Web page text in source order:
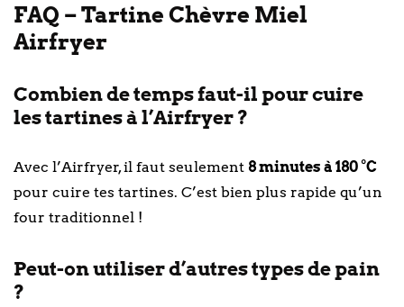
FAQ – Tartine Chèvre Miel
Airfryer
Combien de temps faut-il pour cuire
les tartines à l’Airfryer ?
Avec l’Airfryer, il faut seulement 8 minutes à 180 °C
pour cuire tes tartines. C’est bien plus rapide qu’un
four traditionnel !
Peut-on utiliser d’autres types de pain
?